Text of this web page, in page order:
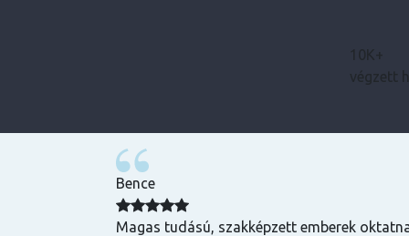
10K+
végzett
Bence
Magas tudású, szakképzett emberek